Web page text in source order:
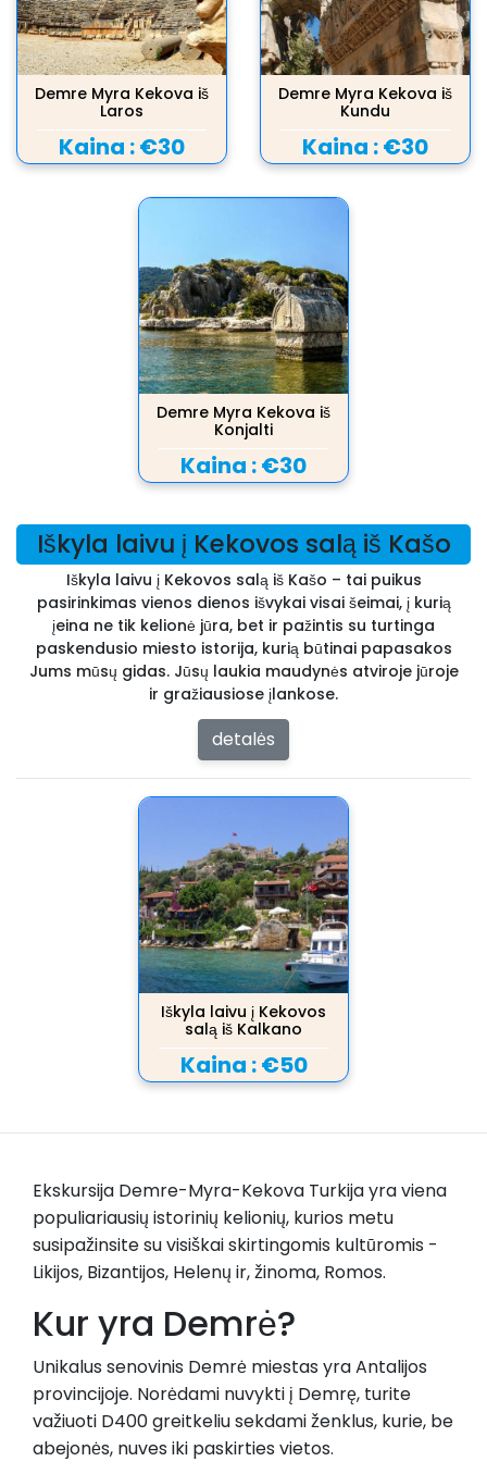
Demre Myra Kekova iš
Laros
Kaina :€30
Demre Myra Kekova iš
Kundu
Kaina :€30
Demre Myra Kekova iš
Konjalti
Kaina :€30
Iškyla laivu į Kekovos salą iš Kašo
Iškyla laivu į Kekovos salą iš Kašo – tai puikus
pasirinkimas vienos dienos išvykai visai šeimai, į kurią
įeina ne tik kelionė jūra, bet ir pažintis su turtinga
paskendusio miesto istorija, kurią būtinai papasakos
Jums mūsų gidas. Jūsų laukia maudynės atviroje jūroje
ir gražiausiose įlankose.
detalės
Iškyla laivu į Kekovos
salą iš Kalkano
Kaina :€50
Ekskursija Demre-Myra-Kekova Turkija yra viena
populiariausių istorinių kelionių, kurios metu
susipažinsite su visiškai skirtingomis kultūromis -
Likijos, Bizantijos, Helenų ir, žinoma, Romos.
Kur yra Demrė?
Unikalus senovinis Demrė miestas yra Antalijos
provincijoje. Norėdami nuvykti į Demrę, turite
važiuoti D400 greitkeliu sekdami ženklus, kurie, be
abejonės, nuves iki paskirties vietos.